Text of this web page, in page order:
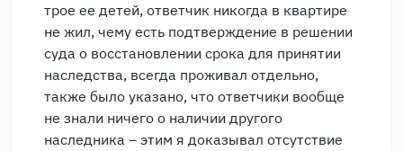
трое ее детей, ответчик никогда в квартире
не жил, чему есть подтверждение в решении
суда о восстановлении срока для принятии
наследства, всегда проживал отдельно,
также было указано, что ответчики вообще
не знали ничего о наличии другого
наследника – этим я доказывал отсутствие